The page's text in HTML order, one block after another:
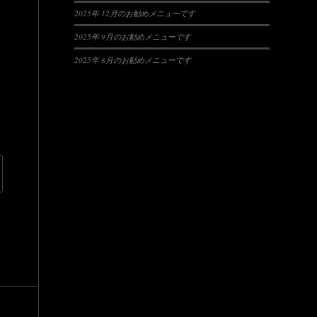
2025年 12月のお勧めメニューです
2025年 9月のお勧めメニューです
2025年 8月のお勧めメニューです